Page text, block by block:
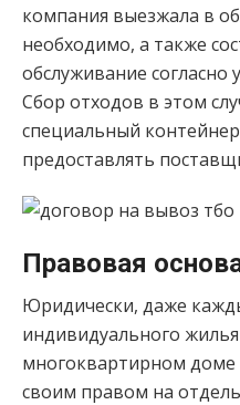
компания выезжала в
необходимо, а также
обслуживание согласно
Сбор отходов в этом
специальный
предоставлять
Правовая
Юридически, даже
индивидуального
многоквартирном доме
своим правом на